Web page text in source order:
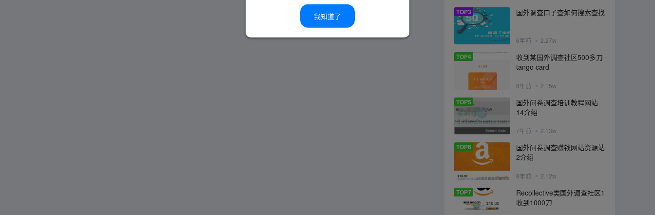
我知道了
TOP3 国外调查口子查如何搜索查找
6年前 2.27w
TOP4
收到某国外调查社区500多刀
tango card
8年前 2.15w
TOP5
国外问卷调查培训教程网站
14介绍
7年前 2.13w
TOP6
国外问卷调查赚钱网站资源站
2介绍
8年前 2.12w
TOP7
Recollective类国外调查社区1
收到1000刀